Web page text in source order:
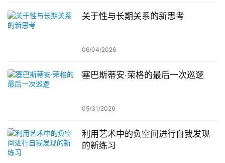
关于性与长期关系的新思考
06/04/2026
塞巴斯蒂安·荣格的最后一次巡逻
05/31/2026
利用艺术中的负空间进行自我发现
的新练习